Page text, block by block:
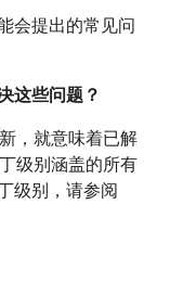
会提出的常见问
这些问题？
，就意味着已解
级别涵盖的所有
级别，请参阅